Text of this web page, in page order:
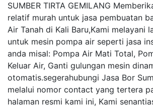
SUMBER TIRTA GEMILANG
relatif murah untuk jasa pembuatan
Air Tanah di Kali Baru,Kami melayani
untuk mesin pompa air seperti jasa
anda misal: Pompa Air Mati Total,
Keluar Air, Ganti gulungan mesin
otomatis.segerahubungi Jasa Bor
melalui nomor contact yang tertera
halaman resmi kami ini, Kami